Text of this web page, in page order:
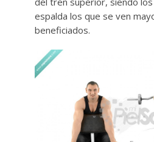
espalda los que se ven
beneficiados.